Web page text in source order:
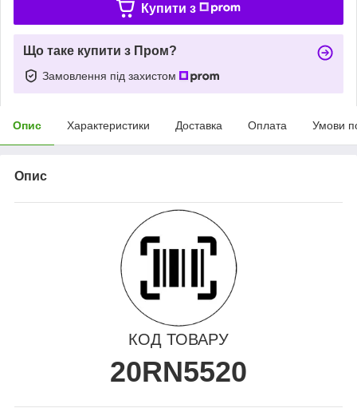
Купити з
Що таке купити з Пром?
Замовлення під захистом
Опис Характеристики Доставка Оплата Умови
Опис
КОД ТОВАРУ
20RN5520